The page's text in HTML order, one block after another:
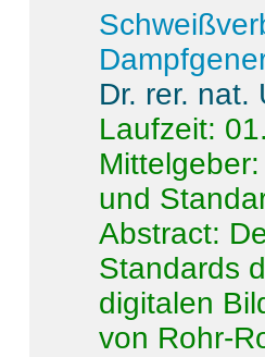
Dr. rer. nat.
Laufzeit:
und
Abstract:
Standards
digitalen
von Rohr-